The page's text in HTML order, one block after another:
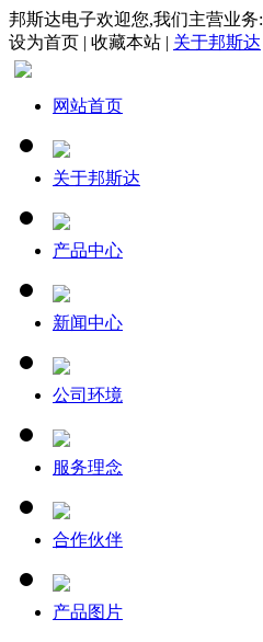
邦斯达电子欢迎您,我们主营业务:
设为首页 | 收藏本站 | 关于邦斯达
网站首页
关于邦斯达
产品中心
新闻中心
公司环境
服务理念
合作伙伴
产品图片